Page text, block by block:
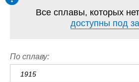
Все сплавы, которых
доступны под
По сплаву:
1915